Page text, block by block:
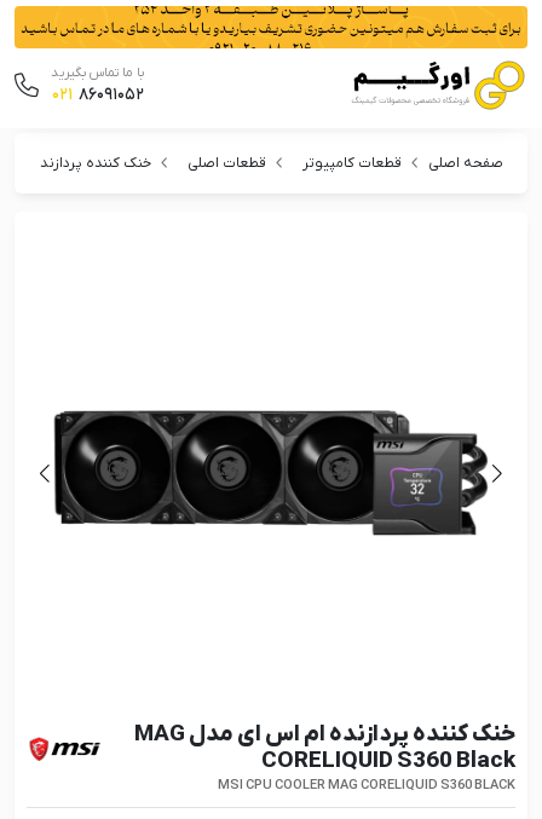
با ما تماس بگیرید
021 86091052
صفحه اصلی قطعات کامپیوتر قطعات اصلی خنک کننده پردازنده
خنک کننده پردازنده ام اس ای مدل MAG
CORELIQUID S360 Black
MSI CPU COOLER MAG CORELIQUID S360 BLACK